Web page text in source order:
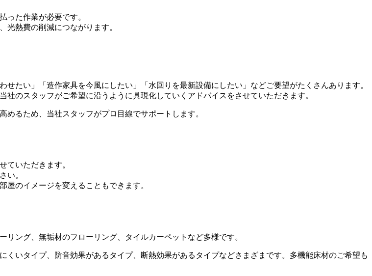
った作業が必要です。
光熱費の削減につながります。
たい」「造作家具を今風にしたい」「水回りを最新設備にしたい」などご要望がたくさんあります。
のスタッフがご希望に沿うように具現化していくアドバイスをさせていただきます。
るため、当社スタッフがプロ目線でサポートします。
ていただきます。
い。
のイメージを変えることもできます。
ング、無垢材のフローリング、タイルカーペットなど多様です。
いタイプ、防音効果があるタイプ、断熱効果があるタイプなどさまざまです。多機能床材のご希望も